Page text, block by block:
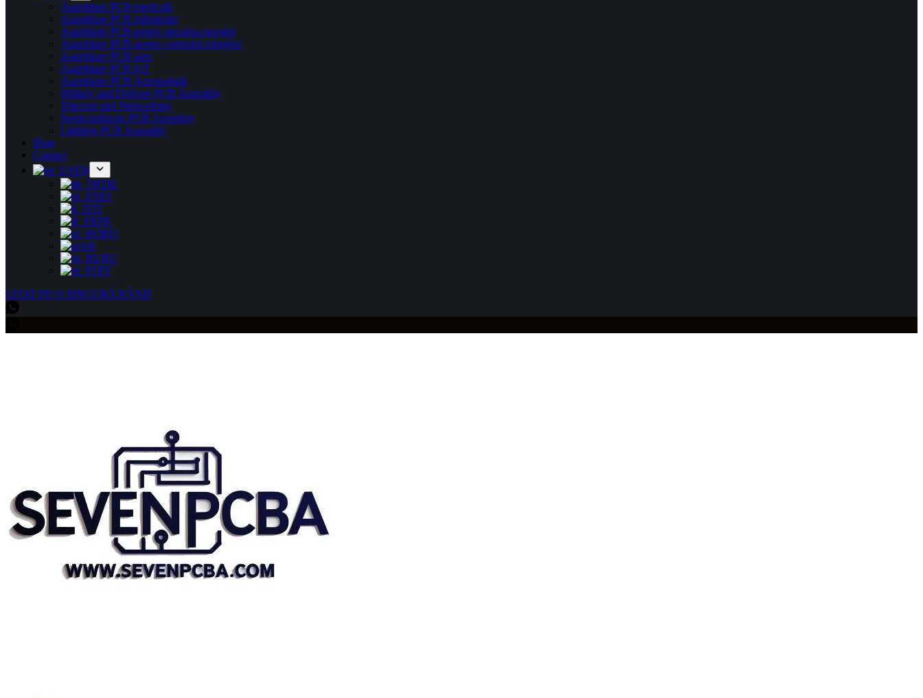
Asamblare PCB medicală
Asamblare PCB industriale
Asamblare PCB pentru stocarea energiei
Asamblare PCB pentru controlul roboților
Asamblare PCB auto
Asamblare PCB IoT
Asamblare PCB Aerospațială
Military and Defense PCB Assembly
Telecom and Networking
Semiconductor PCB Assembly
Lighting PCB Assembly
Blog
Contact
EN
DE
ES
IT
FR
RO
AR
RU
PT
CITAT PE O SINGURĂ RÂND